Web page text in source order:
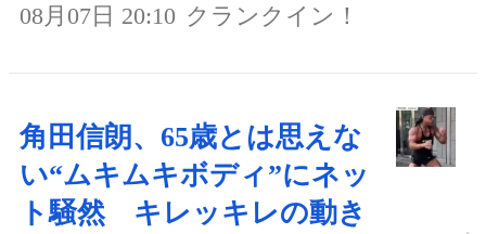
08月07日 20:10 クランクイン！
角田信朗、65歳とは思えな
い“ムキムキボディ”にネッ
ト騒然 キレッキレの動き